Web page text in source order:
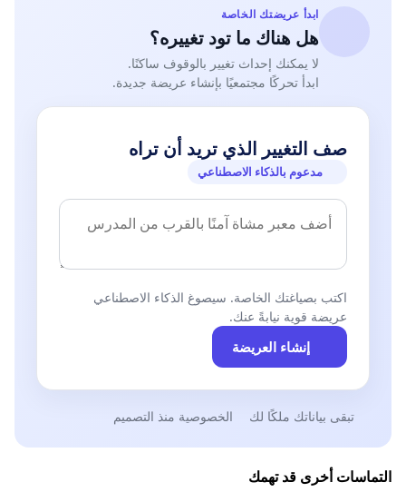
ابدأ عريضتك الخاصة
هل هناك ما تود تغييره؟
لا يمكنك إحداث تغيير بالوقوف ساكنًا.
ابدأ تحركًا مجتمعيًا بإنشاء عريضة جديدة.
صف التغيير الذي تريد أن تراه
مدعوم بالذكاء الاصطناعي
اكتب بصياغتك الخاصة. سيصوغ الذكاء الاصطناعي
عريضة قوية نيابةً عنك.
إنشاء العريضة
تبقى بياناتك ملكًا لك الخصوصية منذ التصميم
التماسات أخرى قد تهمك